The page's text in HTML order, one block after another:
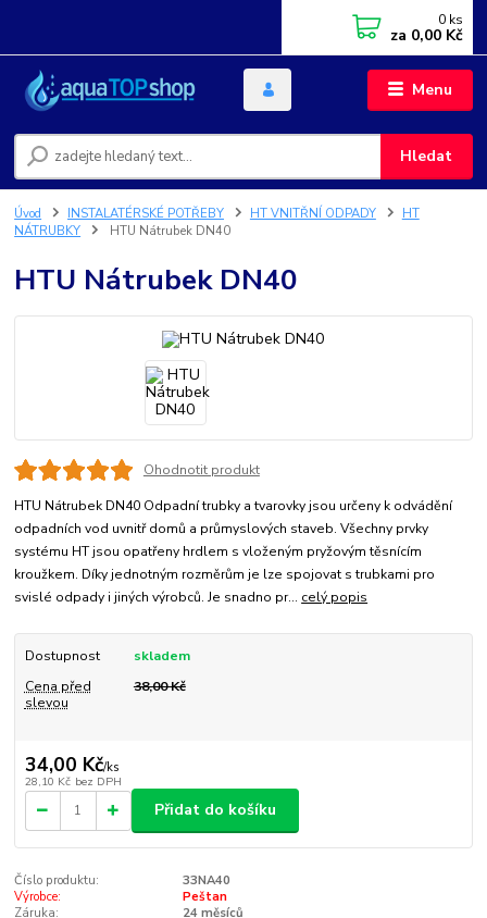
Menu
Hledat
0 ks
za 0,00 Kč
Úvod INSTALATÉRSKÉ POTŘEBY HT VNITŘNÍ ODPADY
HT
NÁTRUBKY
HTU Nátrubek DN40
HTU Nátrubek DN40
Ohodnotit produkt
HTU Nátrubek DN40 Odpadní trubky a tvarovky jsou určeny k odvádění
odpadních vod uvnitř domů a průmyslových staveb. Všechny prvky
systému HT jsou opatřeny hrdlem s vloženým pryžovým těsnícím
kroužkem. Díky jednotným rozměrům je lze spojovat s trubkami pro
svislé odpady i jiných výrobců. Je snadno pr... celý popis
Dostupnost
skladem
Cena před
slevou
38,00 Kč
34,00 Kč/ks
28,10 Kč bez DPH
Přidat do košíku
Číslo produktu:
33NA40
Výrobce:
Peštan
Záruka:
24 měsíců